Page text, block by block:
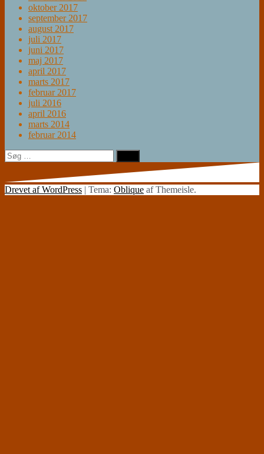
oktober 2017
september 2017
august 2017
juli 2017
juni 2017
maj 2017
april 2017
marts 2017
februar 2017
juli 2016
april 2016
marts 2014
februar 2014
Søg
efter:
Drevet af WordPress | Tema: Oblique af Themeisle.